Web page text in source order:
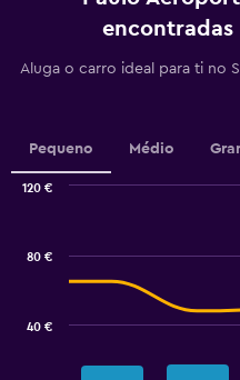
categories.
chart
axis
displaying
values.
to
Aluga o carro ideal para ti no
Pequeno Médio
40 €
80 €
120 €